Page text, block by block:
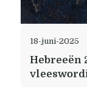
18-juni-2025
Hebreeën